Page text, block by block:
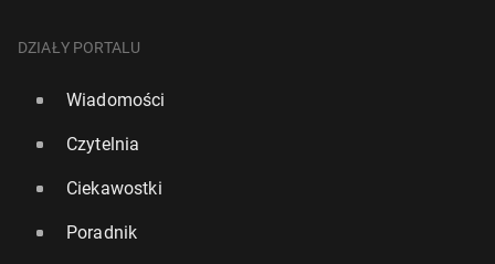
DZIAŁY PORTALU
Wiadomości
Czytelnia
Ciekawostki
Poradnik